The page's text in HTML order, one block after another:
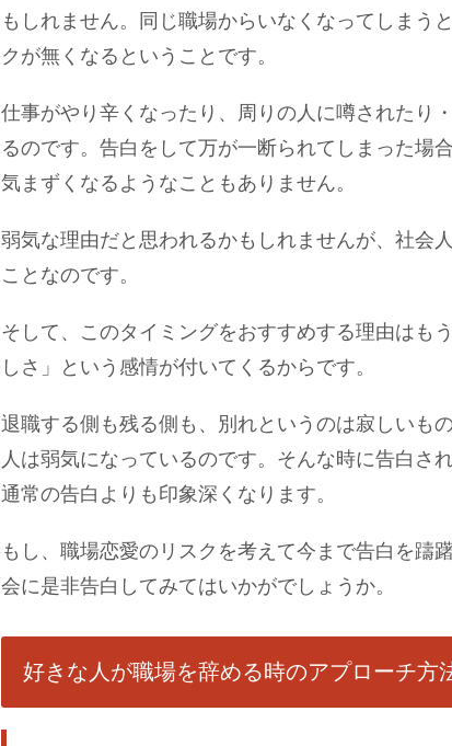
もしれません。同じ職場からいなくなってしまう
クが無くなるということです。
仕事がやり辛くなったり、周りの人に噂されたり
るのです。告白をして万が一断られてしまった場
気まずくなるようなこともありません。
弱気な理由だと思われるかもしれませんが、社会
ことなのです。
そして、このタイミングをおすすめする理由はも
しさ」という感情が付いてくるからです。
退職する側も残る側も、別れというのは寂しいも
人は弱気になっているのです。そんな時に告白さ
通常の告白よりも印象深くなります。
もし、職場恋愛のリスクを考えて今まで告白を躊
会に是非告白してみてはいかがでしょうか。
好きな人が職場を辞める時のアプローチ方